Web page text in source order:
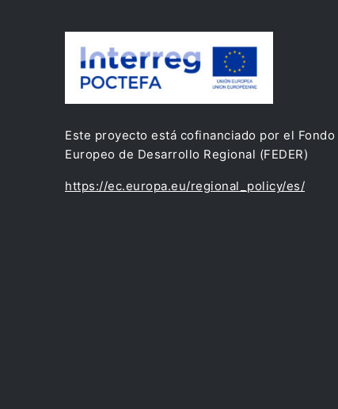
Este proyecto está cofinanciado por el Fondo
Europeo de Desarrollo Regional (FEDER)
https://ec.europa.eu/regional_policy/es/